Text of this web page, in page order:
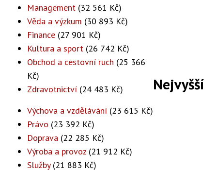
Management (32 561 Kč)
Věda a výzkum (30 893 Kč)
Finance (27 901 Kč)
Kultura a sport (26 742 Kč)
Obchod a cestovní ruch (25 366
Kč)
Zdravotnictví (24 483 Kč)
Výchova a vzdělávání (23 615 Kč)
Právo (23 392 Kč)
Doprava (22 285 Kč)
Výroba a provoz (21 912 Kč)
Služby(21 883 Kč)
Nejvyšší